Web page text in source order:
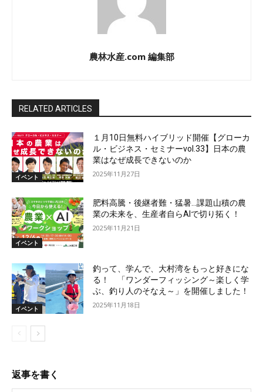
農林水産.com 編集部
RELATED ARTICLES
イベント
１月10日無料ハイブリッド開催【グローカ
ル・ビジネス・セミナーvol.33】日本の農
業はなぜ成長できないのか
2025年11月27日
イベント
肥料高騰・後継者難・猛暑…課題山積の農
業の未来を、生産者自らAIで切り拓く！
2025年11月21日
イベント
釣って、学んで、大村湾をもっと好きにな
る！ 「ワンダーフィッシング～楽しく学
ぶ、釣り人のそなえ～」を開催しました！
2025年11月18日
返事を書く